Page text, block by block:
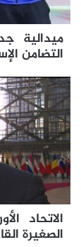
التضامن
الإسلامي..
والإجمالي
ميدالية
التضامن
الاتحاد
الأوروبي
يتجه
لفرض
رسوم
على
الطرود
الصغيرة
القادمة
إليه
من
الاتحاد
الصغيرة